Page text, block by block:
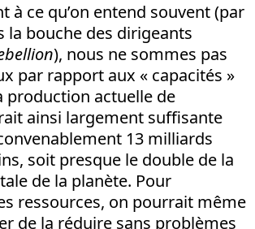
à ce qu’on entend souvent (par
la bouche des dirigeants
), nous ne sommes pas
par rapport aux « capacités »
production actuelle de
ainsi largement suffisante
13 milliards
soit presque le double de la
de la planète. Pour
ressources, on pourrait même
de la réduire sans problèmes